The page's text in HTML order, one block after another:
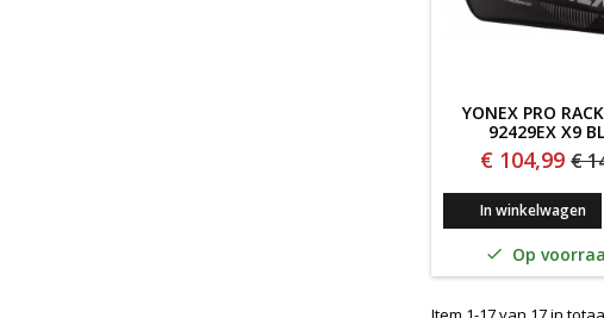
YONEX PRO
92429EX X9
€ 104,99 €
In winkelwagen
 Op